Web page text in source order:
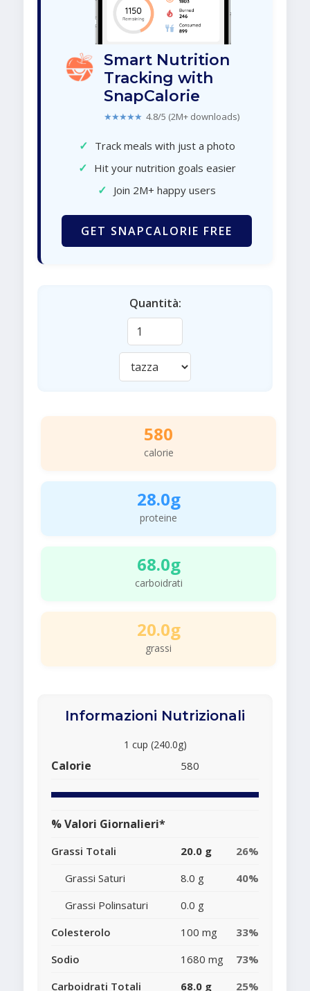
Smart Nutrition
Tracking with
SnapCalorie
★★★★★ 4.8/5 (2M+ downloads)
✓ Track meals with just a photo
✓ Hit your nutrition goals easier
✓ Join 2M+ happy users
GET SNAPCALORIE FREE
Quantità:
580
calorie
28.0g
proteine
68.0g
carboidrati
20.0g
grassi
Informazioni Nutrizionali
1 cup (240.0g)
Calorie 580
% Valori Giornalieri*
Grassi Totali 20.0 g
26%
Grassi Saturi
8.0 g
40%
Grassi Polinsaturi
0.0 g
Colesterolo
100 mg
33%
Sodio
1680 mg
73%
Carboidrati Totali
68.0 g 25%